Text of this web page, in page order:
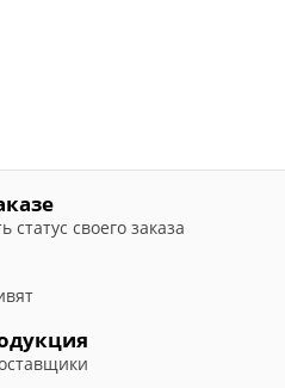
статус своего заказа